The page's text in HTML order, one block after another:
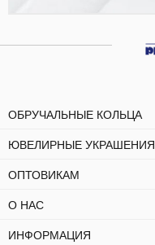
ОБРУЧАЛЬНЫЕ КОЛЬЦА
ЮВЕЛИРНЫЕ УКРАШЕНИЯ
ОПТОВИКАМ
О НАС
ИНФОРМАЦИЯ